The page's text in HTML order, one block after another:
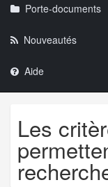
Porte-documents
Nouveautés
Aide
Les